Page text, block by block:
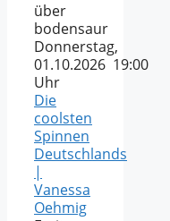
über
bodensaur
Donnerstag,
01.10.2026 19:00
Uhr
Die
coolsten
Spinnen
Deutschlands
|
Vanessa
Oehmig